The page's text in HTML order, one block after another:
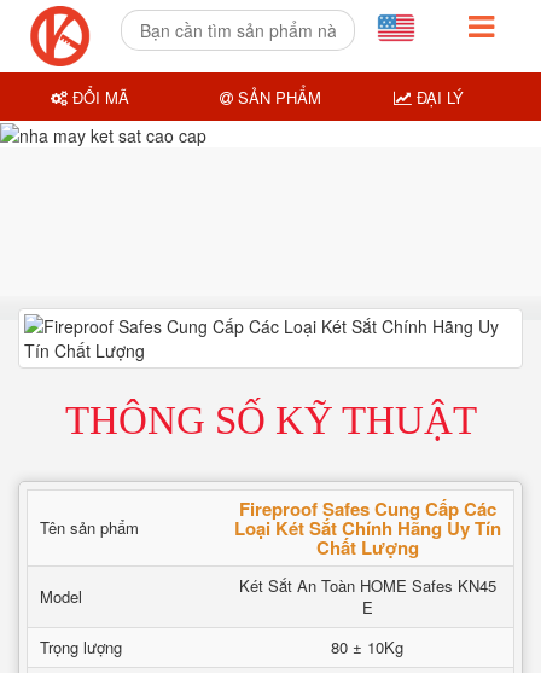
THÔNG SỐ KỸ THUẬT
Tên sản phẩm
Fireproof Safes Cung Cấp Các
Loại Két Sắt Chính Hãng Uy Tín
Chất Lượng
Model
Két Sắt An Toàn HOME Safes KN45
E
Trọng lượng
80 ± 10Kg
ĐỔI MÃ SẢN PHẨM ĐẠI LÝ